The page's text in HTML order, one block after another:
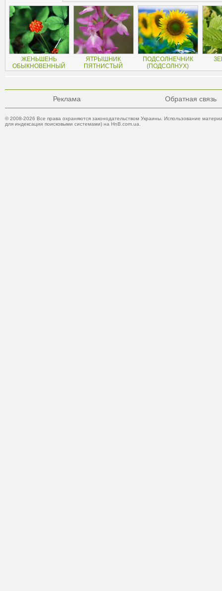
ЖЕНЬШЕНЬ
ОБЫКНОВЕННЫЙ
ЯТРЫШНИК
ПЯТНИСТЫЙ
ПОДСОЛНЕЧНИК
(ПОДСОЛНУХ)
Реклама Обратная связь
© 2008-2026 Все права охраняются законодательством Украины. Использование
для индексации поисковыми системами) на HnB.com.ua.